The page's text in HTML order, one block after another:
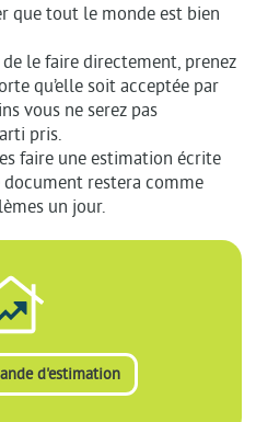
que tout le monde est bien
le faire directement, prenez
qu’elle soit acceptée par
vous ne serez pas
pris.
faire une estimation écrite
restera comme
un jour.
d'estimation